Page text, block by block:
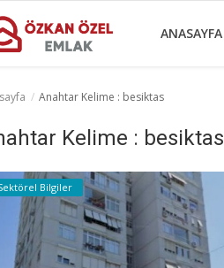
ANASAYFA
Anahtar Kelime : besiktas
Kelime : besiktas
Bilgiler